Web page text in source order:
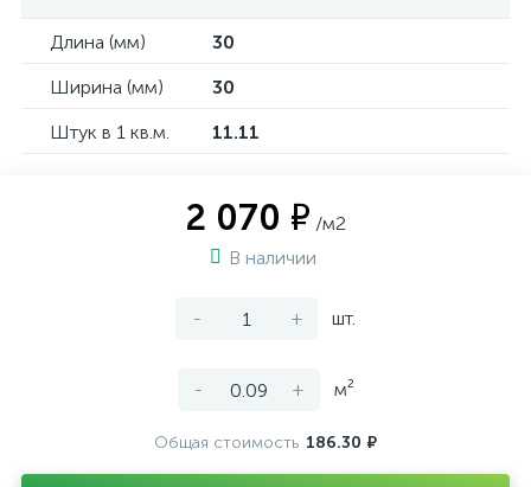
Длина (мм)
30
Ширина (мм)
30
Штук в 1 кв.м.
11.11
2 070 ₽ /м2
В наличии
- + шт.
- + м²
Общая стоимость 186.30 ₽